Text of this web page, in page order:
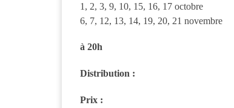
1, 2, 3, 9, 10, 15, 16, 17 octobre
6, 7, 12, 13, 14, 19, 20, 21 novembre
à 20h
Distribution :
Prix :